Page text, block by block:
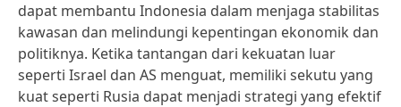
dapat membantu Indonesia dalam menjaga stabilitas
kawasan dan melindungi kepentingan ekonomik dan
politiknya. Ketika tantangan dari kekuatan luar
seperti Israel dan AS menguat, memiliki sekutu yang
kuat seperti Rusia dapat menjadi strategi yang efektif